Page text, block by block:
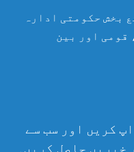
بخش حکومتی ادارہ
قومی اور بین
کریں اور سب سے
خبریں حاصل کریں۔